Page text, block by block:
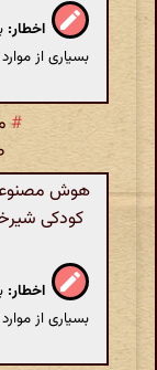
اخطار:
بسیاری از
#
هوش
کودکی
اخطار:
بسیاری از